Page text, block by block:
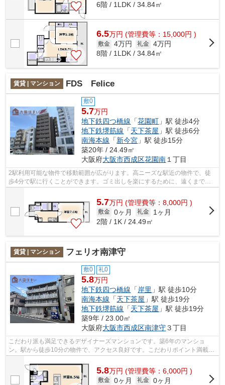
6階 / 1LDK / 34.84㎡
6.5万円 (管理費等：15,000円 )
敷金 4万円 礼金 4万円
8階 / 1LDK / 34.84㎡
賃貸 | マンション FDS Felice
敷0
5.7万円
地下鉄四つ橋線 「花園町 」駅 徒歩4分
地下鉄堺筋線 「天下茶屋 」駅 徒歩6分
南海本線 「新今宮 」駅 徒歩15分
築20年 / 24.49㎡
大阪府大阪市西成区花園南１丁目
2駅利用可能な物件で移動範囲が広がります。高ニーズな駅近の物件で、徒
歩4分で駅に行くことができます。ゴミ出しを楽にするために、遠くまで行
5.7万円 (管理費等：8,000円 )
敷金 0ヶ月 礼金
1ヶ月
2階 / 1K / 24.49㎡
賃貸 | マンション フェリオ南津守
敷0 礼0
5.8万円
地下鉄四つ橋線 「 岸里 」駅 徒歩10分
南海本線 「天下茶屋 」駅 徒歩19分
地下鉄堺筋線 「天下茶屋 」駅 徒歩19分
築9年 / 23.00㎡
大阪府大阪市西成区南津守３丁目
こだわり派も満足できるデザイナーズマンションです。築6年のマンショ
ン。駅から徒歩10分の物件で、アクセス良好です。こだわりポイント満載の
5.8万円 (管理費等：6,000円 )
敷金 0ヶ月 礼金 0ヶ月